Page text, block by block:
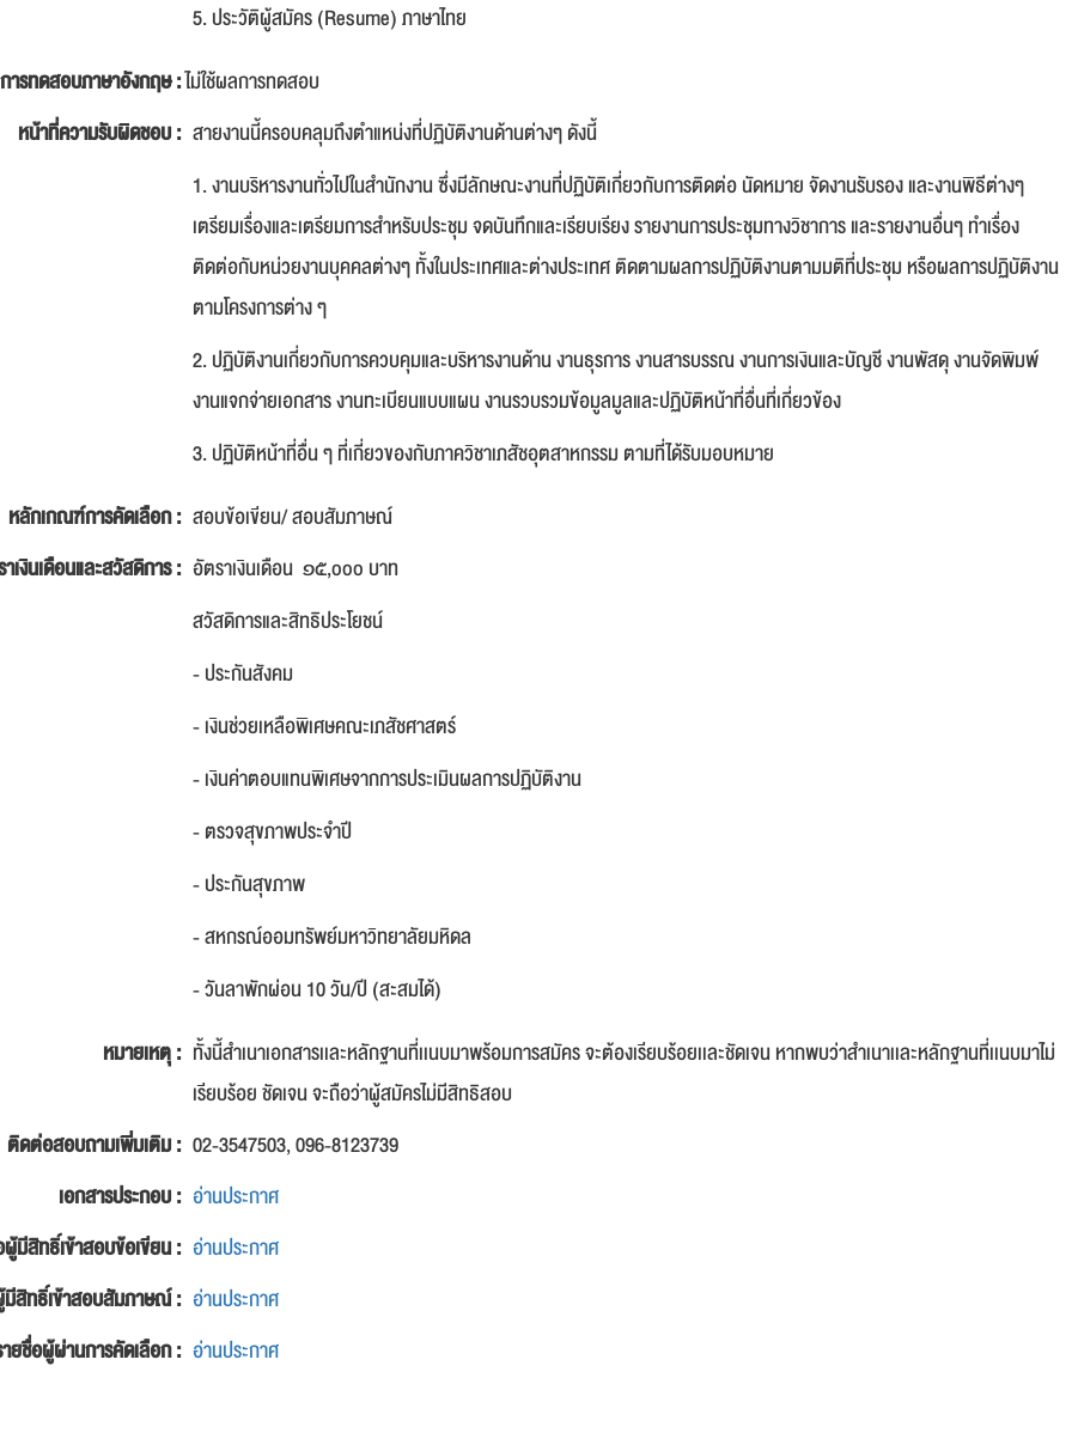
5. ประวัติผู้สมัคร (Resume) ภาษาไทย
การทดสอบภาษาอังกฤษ :ไม่ใช้ผลการทดสอบ
หน้าที่ความรับผิดชอบ : สายงานนี้ครอบคลุมถึงตำแหน่งที่ปฏิบัติงานด้านต่างๆ ดังนี้
1. งานบริหารงานทั่วไปในสำนักงาน ซึ่งมีลักษณะงานที่ปฏิบัติเกี่ยวกับการติดต่อ นัดหมาย จัดงานรับรอง และงานพิธีต่างๆ
เตรียมเรื่องและเตรียมการสำหรับประชุม จดบันทึกและเรียบเรียง รายงานการประชุมทางวิชาการ และรายงานอื่นๆ ทำเรื่อง
ติดต่อกับหน่วยงานบุคคลต่างๆ ทั้งในประเทศและต่างประเทศ ติดตามผลการปฏิบัติงานตามมติที่ประชุม หรือผลการปฏิบัติงาน
ตามโครงการต่าง ๆ
2. ปฏิบัติงานเกี่ยวกับการควบคุมและบริหารงานด้าน งานธุรการ งานสารบรรณ งานการเงินและบัญชี งานพัสดุ งานจัดพิมพ์
งานแจกจ่ายเอกสาร งานทะเบียนแบบแผน งานรวบรวมข้อมูลมูลและปฏิบัติหน้าที่อื่นที่เกี่ยวข้อง
3. ปฏิบัติหน้าที่อื่น ๆ ที่เกี่ยวของกับภาควิชาเภสัชอุตสาหกรรม ตามที่ได้รับมอบหมาย
หลักเกณฑ์การคัดเลือก : สอบข้อเขียน/ สอบสัมภาษณ์
เงินเดือนและสวัสดิการ : อัตราเงินเดือน ๑๕,ooo บาท
สวัสดิการและสิทธิประโยชน์
- ประกันสังคม
- เงินช่วยเหลือพิเศษคณะเภสัชศาสตร์
- เงินค่าตอบแทนพิเศษจากการประเมินผลการปฏิบัติงาน
- ตรวจสุขภาพประจำปี
- ประกันสุขภาพ
- สหกรณ์ออมทรัพย์มหาวิทยาลัยมหิดล
- วันลาพักผ่อน 10 วัน/ปี (สะสมได้)
หมายเหตุ : ทั้งนี้สำเนาเอกสารเเละหลักฐานที่เเนบมาพร้อมการสมัคร จะต้องเรียบร้อยเเละชัดเจน หากพบว่าสำเนาเเละหลักฐานที่เเนบมาไม่
เรียบร้อย ชัดเจน จะถือว่าผู้สมัครไม่มีสิทธิสอบ
ติดต่อสอบถามเพิ่มเติม : 02-3547503, 096-8123739
เอกสารประกอบ : อ่านประกาศ
มีสิทธิ์เข้าสอบข้อเขียน : อ่านประกาศ
สิทธิ์เข้าสอบสัมภาษณ์ : อ่านประกาศ
ยชื่อผู้ผ่านการคัดเลือก : อ่านประกาศ